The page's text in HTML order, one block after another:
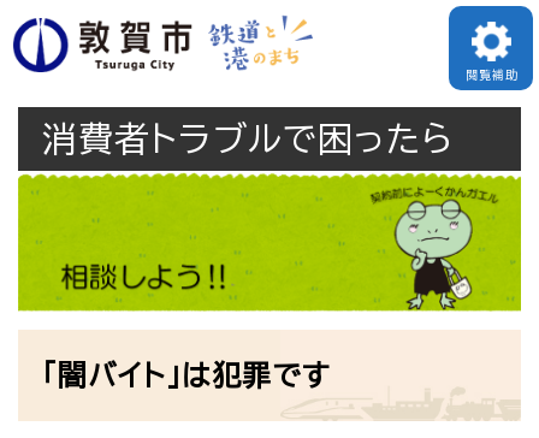
ペ
ー
先
メニューを飛ばして本文へ
閲覧補助
消費者トラブルで困ったら
「闇バイト」は犯罪です